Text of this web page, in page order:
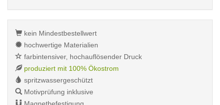
kein Mindestbestellwert
hochwertige Materialien
farbintensiver, hochauflösender Druck
produziert mit 100% Ökostrom
spritzwassergeschützt
Motivprüfung inklusive